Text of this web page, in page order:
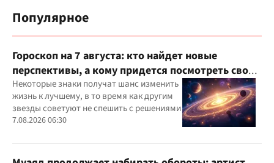
Популярное
Гороскоп на 7 августа: кто найдет новые
перспективы, а кому придется посмотреть свои
приоритеты
Некоторые знаки получат шанс изменить
жизнь к лучшему, в то время как другим
звезды советуют не спешить с решениями
7.08.2026 06:30